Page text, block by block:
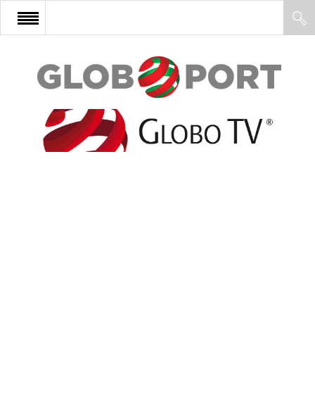
FŐOLDAL
AFRIKA